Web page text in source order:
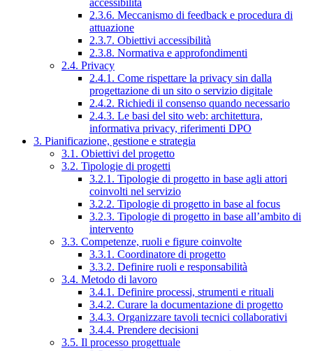
accessibilità
2.3.6. Meccanismo di feedback e procedura di
attuazione
2.3.7. Obiettivi accessibilità
2.3.8. Normativa e approfondimenti
2.4. Privacy
2.4.1. Come rispettare la privacy sin dalla
progettazione di un sito o servizio digitale
2.4.2. Richiedi il consenso quando necessario
2.4.3. Le basi del sito web: architettura,
informativa privacy, riferimenti DPO
3. Pianificazione, gestione e strategia
3.1. Obiettivi del progetto
3.2. Tipologie di progetti
3.2.1. Tipologie di progetto in base agli attori
coinvolti nel servizio
3.2.2. Tipologie di progetto in base al focus
3.2.3. Tipologie di progetto in base all’ambito di
intervento
3.3. Competenze, ruoli e figure coinvolte
3.3.1. Coordinatore di progetto
3.3.2. Definire ruoli e responsabilità
3.4. Metodo di lavoro
3.4.1. Definire processi, strumenti e rituali
3.4.2. Curare la documentazione di progetto
3.4.3. Organizzare tavoli tecnici collaborativi
3.4.4. Prendere decisioni
3.5. Il processo progettuale